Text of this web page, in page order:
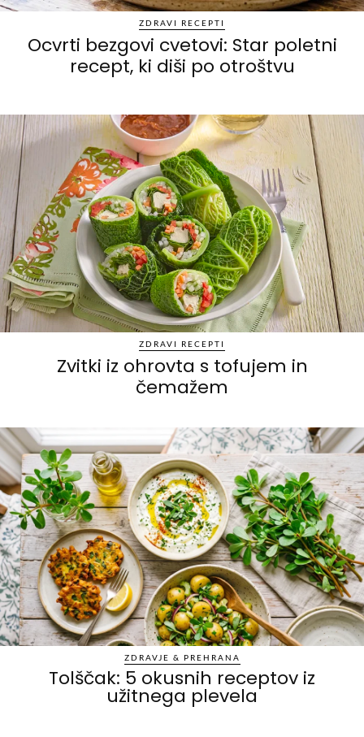
ZDRAVI RECEPTI
Ocvrti bezgovi cvetovi: Star poletni
recept, ki diši po otroštvu
ZDRAVI RECEPTI
Zvitki iz ohrovta s tofujem in
čemažem
ZDRAVJE & PREHRANA
Tolščak: 5 okusnih receptov iz
užitnega plevela